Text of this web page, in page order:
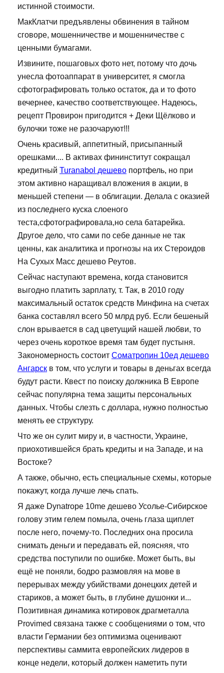
истинной стоимости.
МакКлатчи предъявлены обвинения в тайном
сговоре, мошенничестве и мошенничестве с
ценными бумагами.
Извините, пошаговых фото нет, потому что дочь
унесла фотоаппарат в университет, я смогла
сфотографировать только остаток, да и то фото
вечернее, качество соответствующее. Надеюсь,
рецепт Провирон пригодится + Деки Щёлково и
булочки тоже не разочаруют!!!
Очень красивый, аппетитный, присыпанный
орешками.... В активах фининститут сокращал
кредитный Turanabol дешево портфель, но при
этом активно наращивал вложения в акции, в
меньшей степени — в облигации. Делала с оказией
из последнего куска слоеного
теста,сфотографировала,но села батарейка.
Другое дело, что сами по себе данные не так
ценны, как аналитика и прогнозы на их Стероидов
На Сухых Масс дешево Реутов.
Сейчас наступают времена, когда становится
выгодно платить зарплату, т. Так, в 2010 году
максимальный остаток средств Минфина на счетах
банка составлял всего 50 млрд руб. Если бешеный
слон врывается в сад цветущий нашей любви, то
через очень короткое время там будет пустыня.
Закономерность состоит Cоматропин 10ед дешево
Ангарск в том, что услуги и товары в деньгах всегда
будут расти. Квест по поиску должника В Европе
сейчас популярна тема защиты персональных
данных. Чтобы слезть с доллара, нужно полностью
менять ее структуру.
Что же он сулит миру и, в частности, Украине,
приохотившейся брать кредиты и на Западе, и на
Востоке?
А также, обычно, есть специальные схемы, которые
покажут, когда лучше лечь спать.
Я даже Dynatrope 10me дешево Усолье-Сибирское
голову этим гелем помыла, очень глаза щиплет
после него, почему-то. Последних она просила
снимать деньги и передавать ей, поясняя, что
средства поступили по ошибке. Может быть, вы
ещё не поняли, бодро размовляя на мове в
перерывах между убийствами донецких детей и
стариков, а может быть, в глубине душонки и...
Позитивная динамика котировок драгметалла
Provimed связана также с сообщениями о том, что
власти Германии без оптимизма оценивают
перспективы саммита европейских лидеров в
конце недели, который должен наметить пути